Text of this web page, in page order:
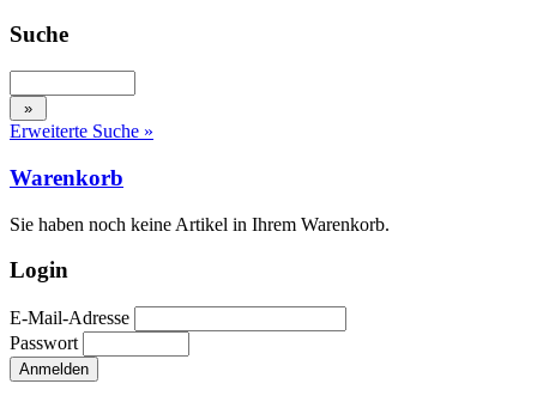
Suche
Erweiterte Suche »
Warenkorb
Sie haben noch keine Artikel in Ihrem Warenkorb.
Login
E-Mail-Adresse
Passwort